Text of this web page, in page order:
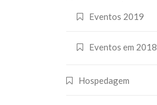
Eventos 2019
Eventos em 2018
Hospedagem